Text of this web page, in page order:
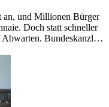
an, und Millionen Bürger
Doch statt schneller
Abwarten. Bundeskanzl…